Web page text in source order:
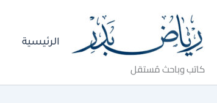
المحتوى
كاتب وباحث مُستقل
الرئيسية